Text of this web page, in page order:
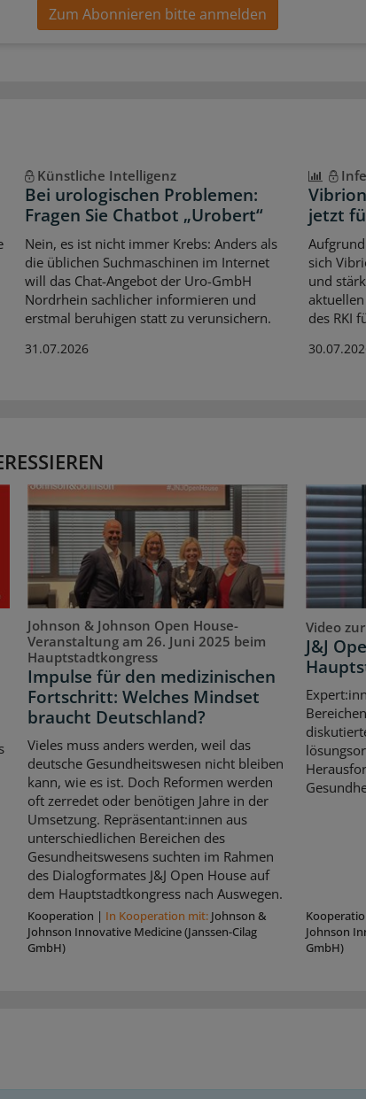
Zum Abonnieren bitte anmelden
Künstliche Intelligenz
Bei urologischen Problemen:
Fragen Sie Chatbot „Urobert“
Nein, es ist nicht immer Krebs: Anders als
die üblichen Suchmaschinen im Internet
will das Chat-Angebot der Uro-GmbH
Nordrhein sachlicher informieren und
erstmal beruhigen statt zu verunsichern.
31.07.2026
jetzt
sich
und
des RKI
Johnson & Johnson Open House-
Veranstaltung am 26. Juni 2025 beim
Hauptstadtkongress
Impulse für den medizinischen
Fortschritt: Welches Mindset
braucht Deutschland?
Vieles muss anders werden, weil das
deutsche Gesundheitswesen nicht bleiben
kann, wie es ist. Doch Reformen werden
oft zerredet oder benötigen Jahre in der
Umsetzung. Repräsentant:innen aus
unterschiedlichen Bereichen des
Gesundheitswesens suchten im Rahmen
des Dialogformates J&J Open House auf
dem Hauptstadtkongress nach Auswegen.
Kooperation | In Kooperation mit: Johnson &
Johnson Innovative Medicine (Janssen-Cilag
GmbH)
Video
J&J
Johnson
GmbH)